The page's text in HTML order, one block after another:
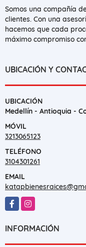
Somos una compañía
clientes. Con una
hacemos que cada
máximo compromiso
UBICACIÓN Y
UBICACIÓN
Medellín - Antioquia -
MÓVIL
3213065123
TELÉFONO
3104301261
EMAIL
FacebookInstagram
INFORMACIÓN